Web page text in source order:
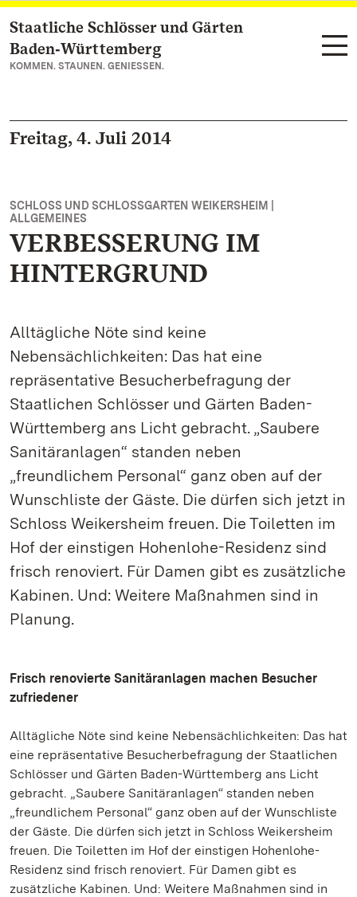
Zum Hauptinhalt springen
Staatliche Schlösser und Gärten
Baden‑Württemberg
KOMMEN. STAUNEN. GENIESSEN.
Freitag, 4. Juli 2014
SCHLOSS UND SCHLOSSGARTEN WEIKERSHEIM |
ALLGEMEINES
VERBESSERUNG IM
HINTERGRUND
Alltägliche Nöte sind keine
Nebensächlichkeiten: Das hat eine
repräsentative Besucherbefragung der
Staatlichen Schlösser und Gärten Baden-
Württemberg ans Licht gebracht. „Saubere
Sanitäranlagen“ standen neben
„freundlichem Personal“ ganz oben auf der
Wunschliste der Gäste. Die dürfen sich jetzt in
Schloss Weikersheim freuen. Die Toiletten im
Hof der einstigen Hohenlohe-Residenz sind
frisch renoviert. Für Damen gibt es zusätzliche
Kabinen. Und: Weitere Maßnahmen sind in
Planung.
Frisch renovierte Sanitäranlagen machen Besucher
zufriedener
Alltägliche Nöte sind keine Nebensächlichkeiten: Das hat
eine repräsentative Besucherbefragung der Staatlichen
Schlösser und Gärten Baden-Württemberg ans Licht
gebracht. „Saubere Sanitäranlagen“ standen neben
„freundlichem Personal“ ganz oben auf der Wunschliste
der Gäste. Die dürfen sich jetzt in Schloss Weikersheim
freuen. Die Toiletten im Hof der einstigen Hohenlohe-
Residenz sind frisch renoviert. Für Damen gibt es
zusätzliche Kabinen. Und: Weitere Maßnahmen sind in